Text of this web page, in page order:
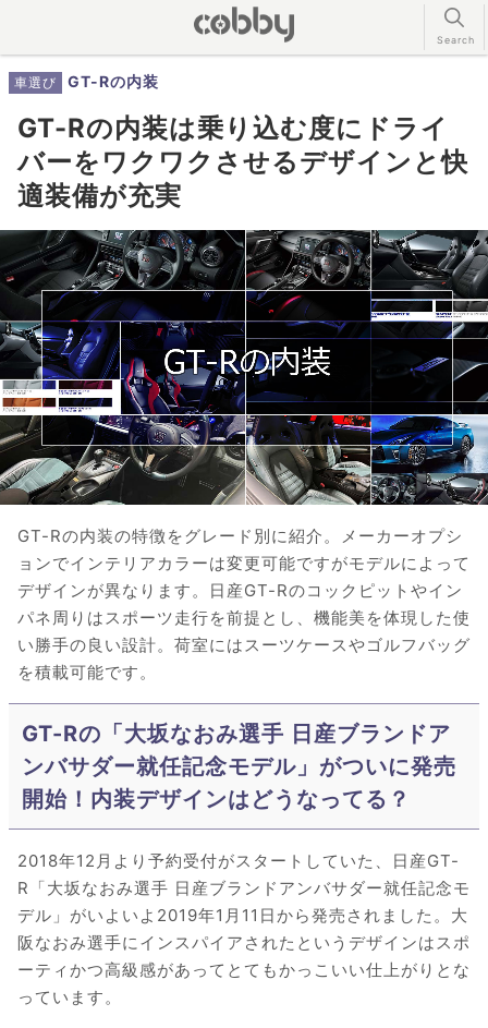
車選び GT-Rの内装
GT-Rの内装は乗り込む度にドライ
バーをワクワクさせるデザインと快
適装備が充実
GT-Rの内装の特徴をグレード別に紹介。メーカーオプシ
ョンでインテリアカラーは変更可能ですがモデルによって
デザインが異なります。日産GT-Rのコックピットやイン
パネ周りはスポーツ走行を前提とし、機能美を体現した使
い勝手の良い設計。荷室にはスーツケースやゴルフバッグ
を積載可能です。
GT-Rの「大坂なおみ選手 日産ブランドア
ンバサダー就任記念モデル」がついに発売
開始！内装デザインはどうなってる？
2018年12月より予約受付がスタートしていた、日産GT-
R「大坂なおみ選手 日産ブランドアンバサダー就任記念モ
デル」がいよいよ2019年1月11日から発売されました。大
阪なおみ選手にインスパイアされたというデザインはスポ
ーティかつ高級感があってとてもかっこいい仕上がりとな
っています。